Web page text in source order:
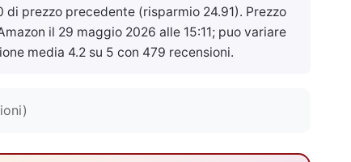
prezzo precedente (risparmio 24.91). Prezzo
il 29 maggio 2026 alle 15:11; puo variare
media 4.2 su 5 con 479 recensioni.